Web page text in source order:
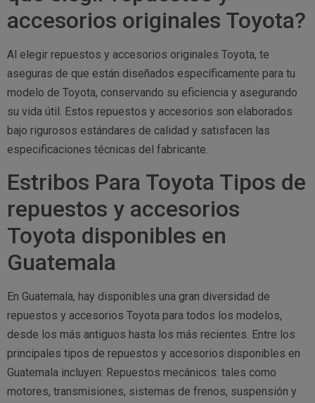
accesorios originales Toyota?
Al elegir repuestos y accesorios originales Toyota, te
aseguras de que están diseñados específicamente para tu
modelo de Toyota, conservando su eficiencia y asegurando
su vida útil. Estos repuestos y accesorios son elaborados
bajo rigurosos estándares de calidad y satisfacen las
especificaciones técnicas del fabricante.
Estribos Para Toyota Tipos de
repuestos y accesorios
Toyota disponibles en
Guatemala
En Guatemala, hay disponibles una gran diversidad de
repuestos y accesorios Toyota para todos los modelos,
desde los más antiguos hasta los más recientes. Entre los
principales tipos de repuestos y accesorios disponibles en
Guatemala incluyen: Repuestos mecánicos: tales como
motores, transmisiones, sistemas de frenos, suspensión y